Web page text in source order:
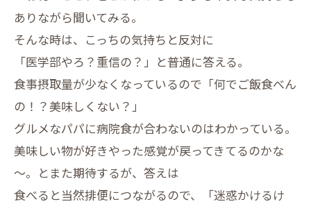
ありながら聞いてみる。
そんな時は、こっちの気持ちと反対に
「医学部やろ？重信の？」と普通に答える。
食事摂取量が少なくなっているので「何でご飯食べん
の！？美味しくない？」
グルメなパパに病院食が合わないのはわかっている。
美味しい物が好きやった感覚が戻ってきてるのかな
～。とまた期待するが、答えは
食べると当然排便につながるので、「迷惑かけるけ